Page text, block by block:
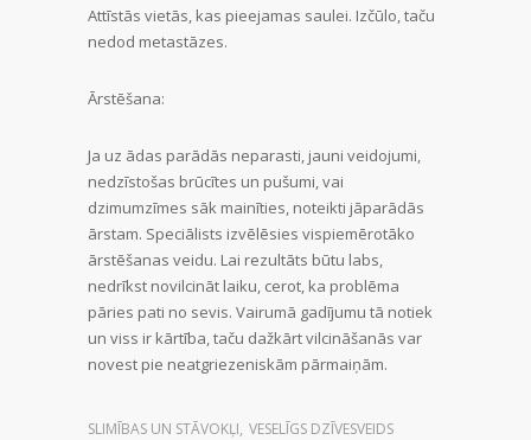
Attīstās vietās, kas pieejamas saulei. Izčūlo, taču
nedod metastāzes.
Ārstēšana:
Ja uz ādas parādās neparasti, jauni veidojumi,
nedzīstošas brūcītes un pušumi, vai
dzimumzīmes sāk mainīties, noteikti jāparādās
ārstam. Speciālists izvēlēsies vispiemērotāko
ārstēšanas veidu. Lai rezultāts būtu labs,
nedrīkst novilcināt laiku, cerot, ka problēma
pāries pati no sevis. Vairumā gadījumu tā notiek
un viss ir kārtība, taču dažkārt vilcināšanās var
novest pie neatgriezeniskām pārmaiņām.
SLIMĪBAS UN STĀVOKĻI, VESELĪGS DZĪVESVEIDS